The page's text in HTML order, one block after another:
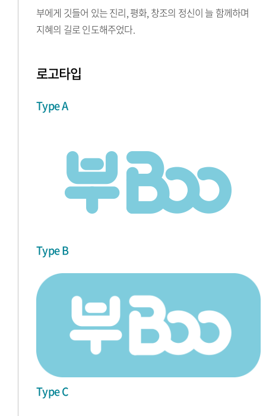
부에게 깃들어 있는 진리, 평화, 창조의 정신이 늘 함께하며
지혜의 길로 인도해주었다.
로고타입
Type A
Type B
Type C